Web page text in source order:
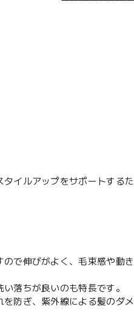
ルアップをサポートするた
で伸びがよく、毛束感や動
落ちが良いのも特長です。
防ぎ、紫外線による髪のダメ